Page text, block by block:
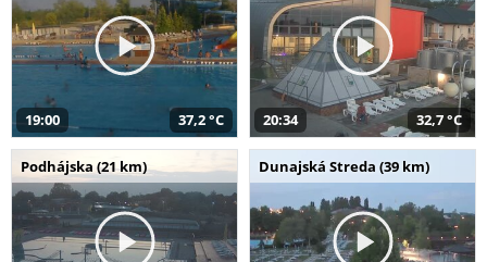
19:00 37,2 °C 20:34 32,7 °C
Podhájska (21 km) Dunajská Streda (39 km)